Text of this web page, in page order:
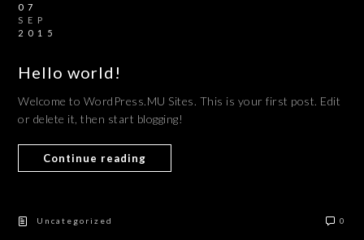
07
SEP
2015
Hello world!
Welcome to WordPress.MU Sites. This is your first post. Edit
or delete it, then start blogging!
Continue reading
Uncategorized 0